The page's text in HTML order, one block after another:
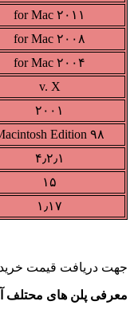
۲۰۱۱ for Mac
۲۰۰۸ for Mac
۲۰۰۴ for Mac
v. X
۲۰۰۱
۹۸ Macintosh Edition
۴٫۲٫۱
۱۵
۱٫۱۷
جهت دریافت قیمت خرید لایسنس
معرفی پلن های محتلف آفیس